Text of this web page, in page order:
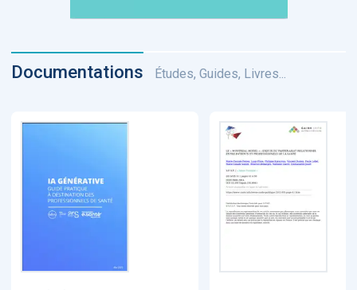
Documentations Études, Guides, Livres...